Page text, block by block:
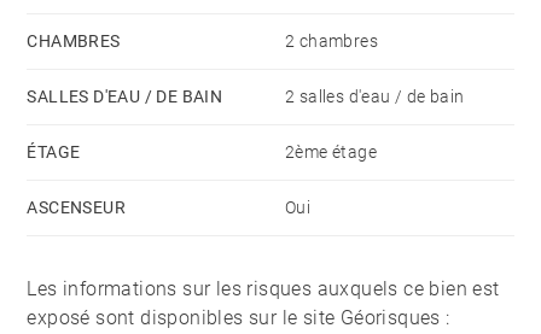
CHAMBRES 2 chambres
SALLES D'EAU / DE BAIN 2 salles d'eau / de bain
ÉTAGE 2ème étage
ASCENSEUR Oui
Les informations sur les risques auxquels ce bien est
exposé sont disponibles sur le site Géorisques :